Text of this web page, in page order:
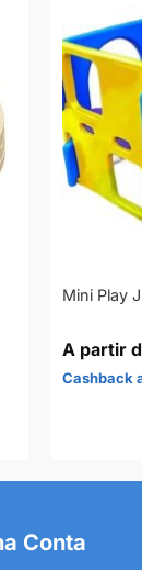
Mini Play
Conta